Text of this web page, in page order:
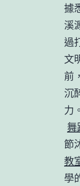
據
溪
過
文
前
沉
力。
節
教
學